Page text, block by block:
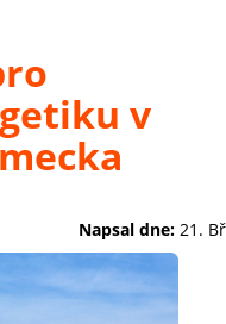
v
Napsal dne: 21.